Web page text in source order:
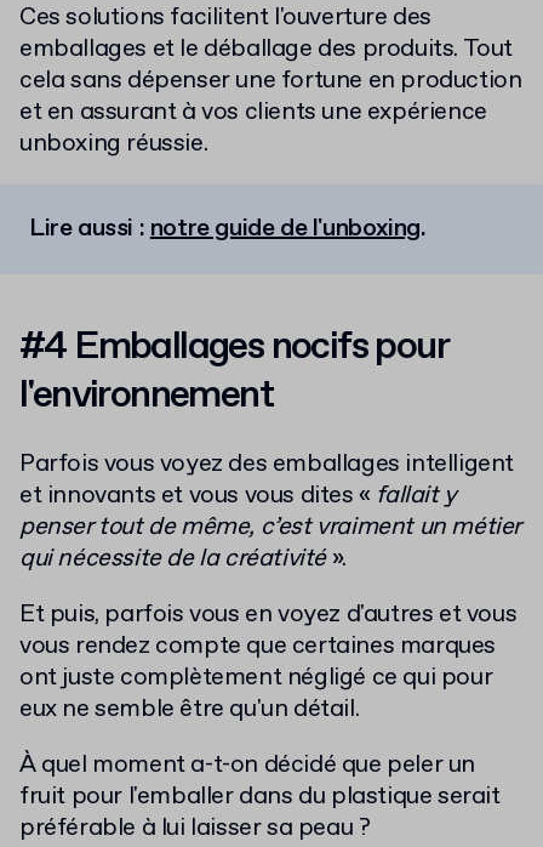
Ces solutions facilitent l'ouverture des
emballages et le déballage des produits. Tout
cela sans dépenser une fortune en production
et en assurant à vos clients une expérience
unboxing réussie.
Lire aussi :notre guide de l'unboxing.
#4 Emballages nocifs pour
l'environnement
Parfois vous voyez des emballages intelligent
et innovants et vous vous dites « fallait y
penser tout de même, c’est vraiment un métier
qui nécessite de la créativité».
Et puis, parfois vous en voyez d'autres et vous
vous rendez compte que certaines marques
ont juste complètement négligé ce qui pour
eux ne semble être qu'un détail.
À quel moment a-t-on décidé que peler un
fruit pour l'emballer dans du plastique serait
préférable à lui laisser sa peau ?